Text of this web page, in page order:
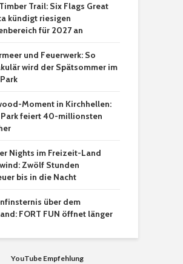
Trail: Six Flags Great
kündigt riesigen
für 2027 an
und Feuerwerk: So
wird der Spätsommer im
Moment in Kirchhellen:
feiert 40-millionsten
Nights im Freizeit-Land
Zwölf Stunden
bis in die Nacht
über dem
FORT FUN öffnet länger
YouTube Empfehlung